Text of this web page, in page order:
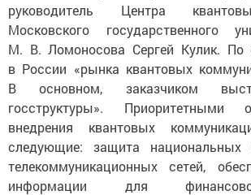
руководитель Центра
Московского государственного
М. В. Ломоносова Сергей Кулик. По
в России «рынка квантовых
В основном, заказчиком
госструктуры». Приоритетными
внедрения квантовых
следующие: защита национальных
телекоммуникационных сетей,
информации для